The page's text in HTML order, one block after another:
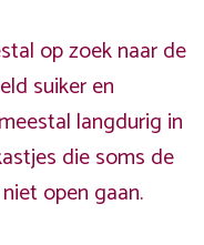
op zoek naar de
suiker en
langdurig in
die soms de
open gaan.